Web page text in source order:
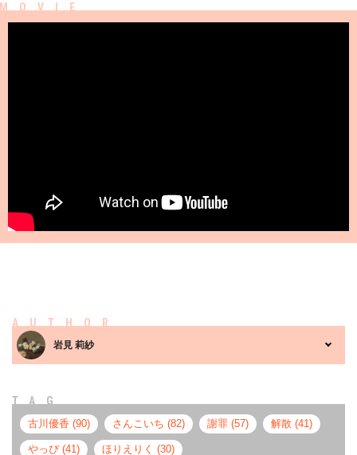
AUTHOR
岩見 莉紗
TAG
古川優香 (90) さんこいち (82) 謝罪 (57) 解散 (41)
やっぴ (41) ほりえりく (30)